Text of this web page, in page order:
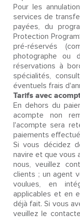
Pour les
services de
payées, du
Protection
pré-réservés
photographe ou
réservations à
spécialités,
éventuels frais
Tarifs avec
En dehors du
acompte non
l'acompte sera
paiements
Si vous décidez
navire et que vous
nous, veuillez
clients ; un agent
voulues, en
applicables et en
déjà fait. Si vous
veuillez le